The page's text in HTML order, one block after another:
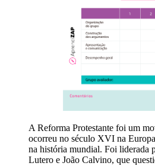
A Reforma Protestante foi um
ocorreu no século XVI na
na história mundial. Foi liderada
Lutero e João Calvino, que